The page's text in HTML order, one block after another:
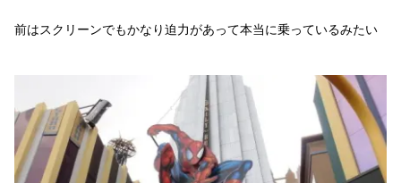
前はスクリーンでもかなり迫力があって本当に乗っているみたい